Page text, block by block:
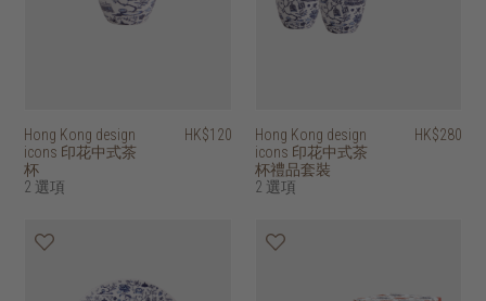
Hong Kong design
icons 印花中式茶
杯
2 選項
HK$120
Hong Kong design
icons 印花中式茶
杯禮品套裝
2 選項
HK$280